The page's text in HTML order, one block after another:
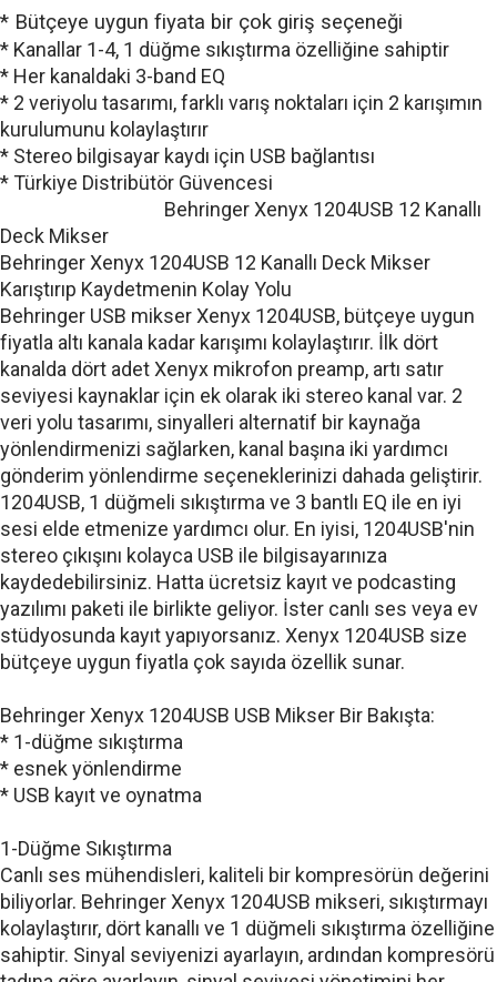
* Bütçeye uygun fiyata bir çok giriş seçeneği
* Kanallar 1-4, 1 düğme sıkıştırma özelliğine sahiptir
* Her kanaldaki 3-band EQ
* 2 veriyolu tasarımı, farklı varış noktaları için 2 karışımın
kurulumunu kolaylaştırır
* Stereo bilgisayar kaydı için USB bağlantısı
* Türkiye Distribütör Güvencesi
Behringer Xenyx 1204USB 12 Kanallı
Deck Mikser
Behringer Xenyx 1204USB 12 Kanallı Deck Mikser
Karıştırıp Kaydetmenin Kolay Yolu
Behringer USB mikser Xenyx 1204USB, bütçeye uygun
fiyatla altı kanala kadar karışımı kolaylaştırır. İlk dört
kanalda dört adet Xenyx mikrofon preamp, artı satır
seviyesi kaynaklar için ek olarak iki stereo kanal var. 2
veri yolu tasarımı, sinyalleri alternatif bir kaynağa
yönlendirmenizi sağlarken, kanal başına iki yardımcı
gönderim yönlendirme seçeneklerinizi dahada geliştirir.
1204USB, 1 düğmeli sıkıştırma ve 3 bantlı EQ ile en iyi
sesi elde etmenize yardımcı olur. En iyisi, 1204USB'nin
stereo çıkışını kolayca USB ile bilgisayarınıza
kaydedebilirsiniz. Hatta ücretsiz kayıt ve podcasting
yazılımı paketi ile birlikte geliyor. İster canlı ses veya ev
stüdyosunda kayıt yapıyorsanız. Xenyx 1204USB size
bütçeye uygun fiyatla çok sayıda özellik sunar.
Behringer Xenyx 1204USB USB Mikser Bir Bakışta:
* 1-düğme sıkıştırma
* esnek yönlendirme
* USB kayıt ve oynatma
1-Düğme Sıkıştırma
Canlı ses mühendisleri, kaliteli bir kompresörün değerini
biliyorlar. Behringer Xenyx 1204USB mikseri, sıkıştırmayı
kolaylaştırır, dört kanallı ve 1 düğmeli sıkıştırma özelliğine
sahiptir. Sinyal seviyenizi ayarlayın, ardından kompresörü